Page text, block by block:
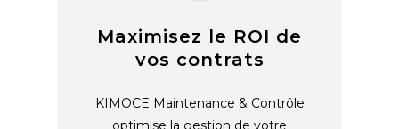
Maximisez le ROI de
vos contrats
KIMOCE Maintenance & Contrôle
optimise la gestion de votre